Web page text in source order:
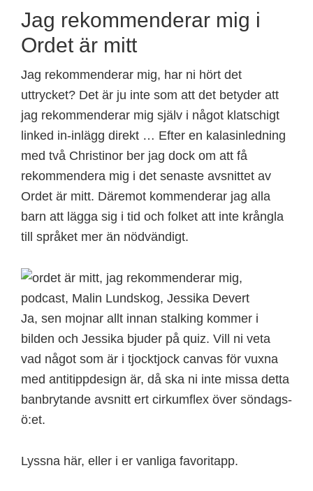
Jag rekommenderar mig i
Ordet är mitt
Jag rekommenderar mig, har ni hört det
uttrycket? Det är ju inte som att det betyder att
jag rekommenderar mig själv i något klatschigt
linked in-inlägg direkt … Efter en kalasinledning
med två Christinor ber jag dock om att få
rekommendera mig i det senaste avsnittet av
Ordet är mitt. Däremot kommenderar jag alla
barn att lägga sig i tid och folket att inte krångla
till språket mer än nödvändigt.
Ja, sen mojnar allt innan stalking kommer i
bilden och Jessika bjuder på quiz. Vill ni veta
vad något som är i tjocktjock canvas för vuxna
med antitippdesign är, då ska ni inte missa detta
banbrytande avsnitt ert cirkumflex över söndags-
ö:et.
Lyssna här, eller i er vanliga favoritapp.